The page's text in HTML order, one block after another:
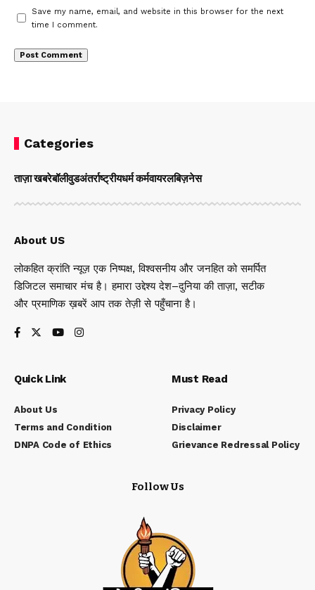
Save my name, email, and website in this browser for the next
time I comment.
Categories
ताज़ा खबरेबॉलीवुडअंतर्राष्ट्रीयधर्म कर्मवायरलबिज़नेस
About US
लोकहित क्रांति न्यूज़ एक निष्पक्ष, विश्वसनीय और जनहित को समर्पित
डिजिटल समाचार मंच है। हमारा उद्देश्य देश–दुनिया की ताज़ा, सटीक
और प्रमाणिक ख़बरें आप तक तेज़ी से पहुँचाना है।
Quick Link
About Us
Terms and Condition
DNPA Code of Ethics
Must Read
Privacy Policy
Disclaimer
Grievance Redressal Policy
Follow Us